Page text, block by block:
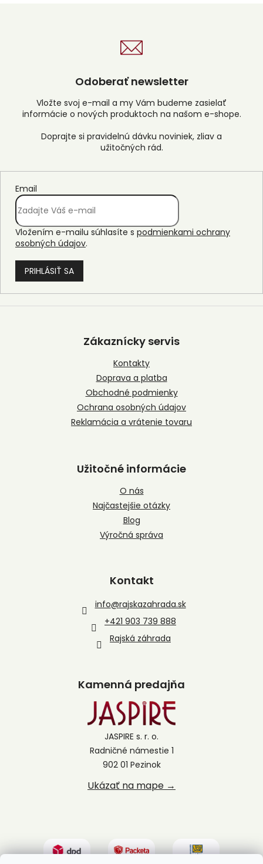
Odoberať newsletter
Vložte svoj e-mail a my Vám budeme zasielať
informácie o nových produktoch na našom e-shope.
Email
Vložením e-mailu súhlasíte s podmienkami ochrany
osobných údajov.
PRIHLÁSIŤ SA
Z
Zákaznícky servis
Kontakty
Doprava a platba
Obchodné podmienky
Ochrana osobných údajov
Reklamácia a vrátenie tovaru
Užitočné informácie
O nás
Najčastejšie otázky
Blog
Výročná správa
Kontakt
info@rajskazahrada.sk
+421 903 739 888
Rajská záhrada
Kamenná predajňa
JASPIRE s. r. o.
Radničné námestie 1
902 01 Pezinok
Ukázať na mape →